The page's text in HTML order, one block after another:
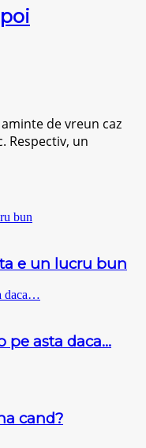
de vreun caz
Respectiv, un
e un lucru bun
pe asta daca…
cand?